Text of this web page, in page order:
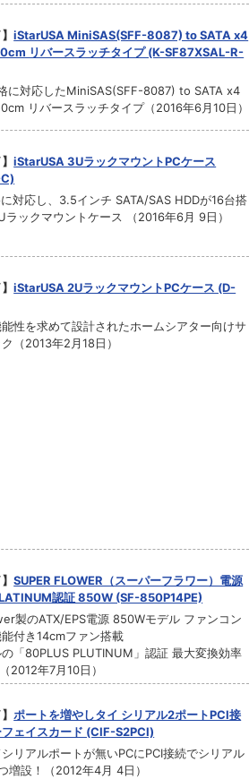
】iStarUSA MiniSAS(SFF-8087) to SATA x4
リバースラッチタイプ (K-SF87XSAL-R-
に対応したMiniSAS(SFF-8087) to SATA x4
リバースラッチタイプ（2016年6月10日）
】iStarUSA 3UラックマウントPCケース
対応し、3.5インチ SATA/SAS HDDが16台搭
ラックマウントケース （2016年6月 9日）
】iStarUSA 2UラックマウントPCケース (D-
性を求めて設計されたホームシアター向けサ
（2013年2月18日）
】SUPER FLOWER（スーパーフラワー）電源
認証 850W (SF-850P14PE)
製のATX/EPS電源 850Wモデル ファンコン
能付き14cmファン搭載
「80PLUS PLUTINUM」認証 最大変換効率
2012年7月10日）
】ポートを増やしタイ シリアル2ポートPCI接
ェイスカード (CIF-S2PCI)
リアルポートが無いPCにPCI接続でシリアル
増設！（2012年4月 4日）